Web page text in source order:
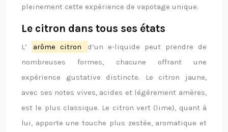
pleinement cette expérience de vapotage unique.
Le citron dans tous ses états
L’ arôme citron
d’un e-liquide peut prendre de
nombreuses formes, chacune offrant une
expérience gustative distincte. Le citron jaune,
avec ses notes vives, acides et légèrement amères,
est le plus classique. Le citron vert (lime), quant à
lui, apporte une touche plus zestée, aromatique et